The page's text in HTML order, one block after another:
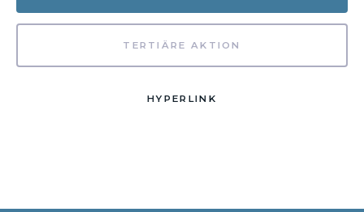
TERTIÄRE AKTION
HYPERLINK